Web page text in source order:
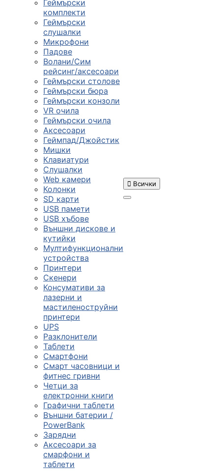
Геймърски
комплекти
Геймърски
слушалки
Микрофони
Падове
Волани/Сим
рейсинг/аксесоари
Геймърски столове
Геймърски бюра
Геймърски конзоли
VR очила
Геймърски очила
Аксесоари
Геймпад/Джойстик
Мишки
Клавиатури
Слушалки
Web камери
Колонки
SD карти
USB памети
USB хъбове
Външни дискове и
кутийки
Мултифункционални
устройства
Принтери
Скенери
Консумативи за
лазерни и
мастиленоструйни
принтери
UPS
Разклонители
Таблети
Смартфони
Смарт часовници и
фитнес гривни
Четци за
електронни книги
Графични таблети
Външни батерии /
PowerBank
Зарядни
Аксесоари за
смарфони и
таблети
 Всички